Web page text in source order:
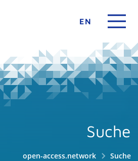
EN
Suche
open-access.network Suche